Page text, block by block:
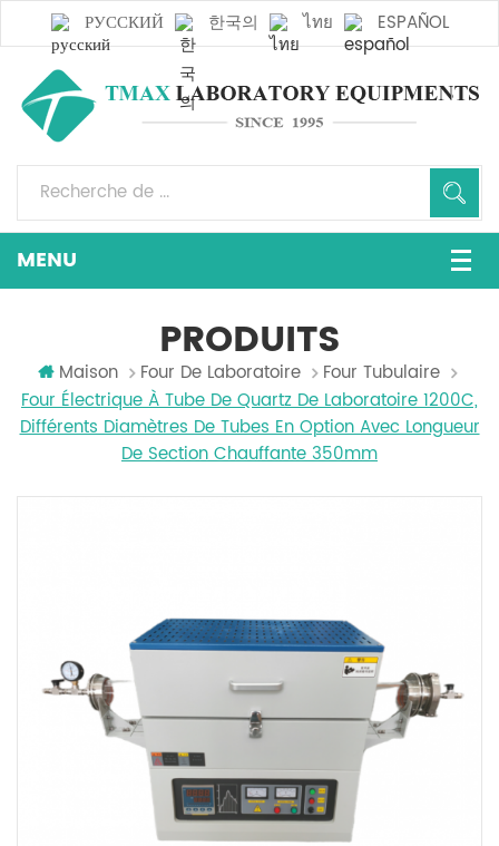
РУССКИЙ 한국의 ไทย ESPAÑOL
PRODUITS
Maison Four De Laboratoire
Four Tubulaire
Four Électrique À Tube De Quartz De Laboratoire 1200C,
Différents Diamètres De Tubes En Option Avec Longueur
De Section Chauffante 350mm